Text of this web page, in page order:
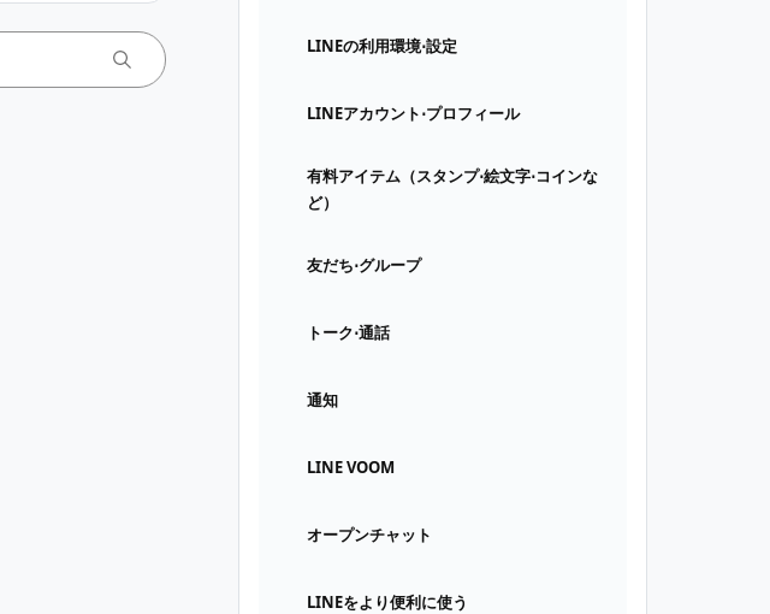
LINEの利用環境⋅設定
LINEアカウント⋅プロフィール
有料アイテム（スタンプ⋅絵文字⋅コインな
ど）
友だち⋅グループ
トーク⋅通話
通知
LINE VOOM
オープンチャット
LINEをより便利に使う